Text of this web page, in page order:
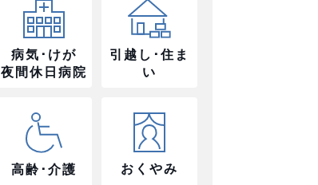
病気･けが
夜間休日病院
引越し･住ま
い
高齢･介護 おくやみ